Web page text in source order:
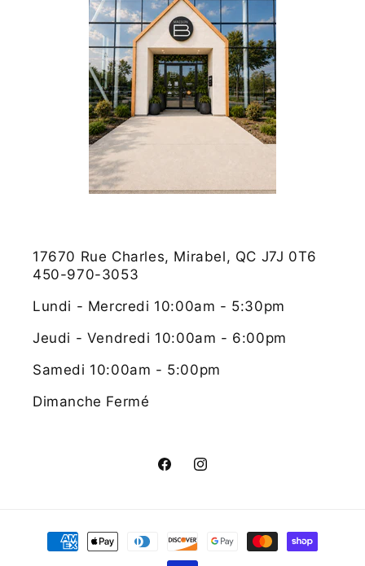
17670 Rue Charles, Mirabel, QC J7J 0T6
450-970-3053
Lundi - Mercredi 10:00am - 5:30pm
Jeudi - Vendredi 10:00am - 6:00pm
Samedi 10:00am - 5:00pm
Dimanche Fermé
FacebookInstagram
Moyens